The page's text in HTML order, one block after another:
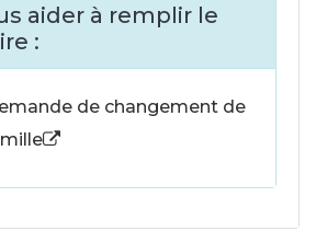
aider à remplir le
:
de changement de